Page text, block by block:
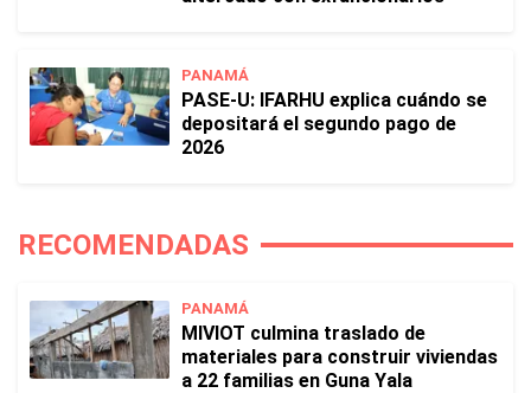
PANAMÁ
PASE-U: IFARHU explica cuándo se
depositará el segundo pago de
2026
RECOMENDADAS
PANAMÁ
MIVIOT culmina traslado de
materiales para construir viviendas
a 22 familias en Guna Yala